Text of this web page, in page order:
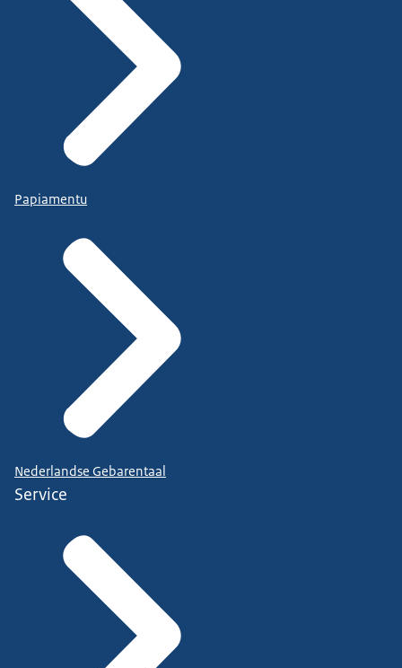
Papiamentu
Nederlandse Gebarentaal
Service